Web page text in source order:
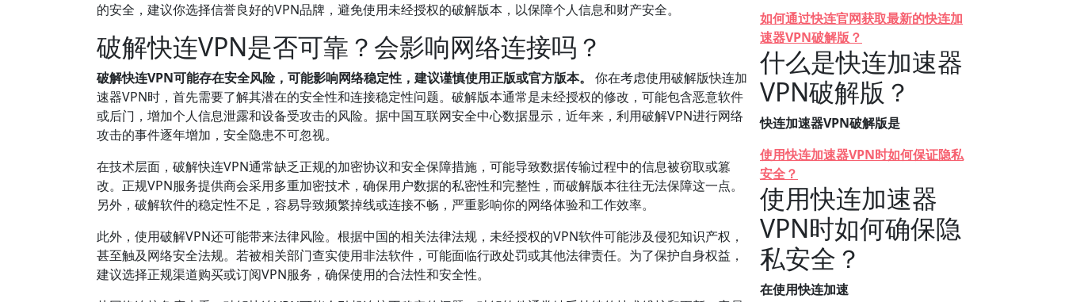
的安全，建议你选择信誉良好的VPN品牌，避免使用未经授权的破解版本，以保障个人信息和财产安全。
破解快连VPN是否可靠？会影响网络连接吗？
破解快连VPN可能存在安全风险，可能影响网络稳定性，建议谨慎使用正版或官方版本。
你在考虑使用破解版快连加
速器VPN时，首先需要了解其潜在的安全性和连接稳定性问题。破解版本通常是未经授权的修改，可能包含恶意软件
或后门，增加个人信息泄露和设备受攻击的风险。据中国互联网安全中心数据显示，近年来，利用破解VPN进行网络
攻击的事件逐年增加，安全隐患不可忽视。
在技术层面，破解快连VPN通常缺乏正规的加密协议和安全保障措施，可能导致数据传输过程中的信息被窃取或篡
改。正规VPN服务提供商会采用多重加密技术，确保用户数据的私密性和完整性，而破解版本往往无法保障这一点。
另外，破解软件的稳定性不足，容易导致频繁掉线或连接不畅，严重影响你的网络体验和工作效率。
此外，使用破解VPN还可能带来法律风险。根据中国的相关法律法规，未经授权的VPN软件可能涉及侵犯知识产权，
甚至触及网络安全法规。若被相关部门查实使用非法软件，可能面临行政处罚或其他法律责任。为了保护自身权益，
建议选择正规渠道购买或订阅VPN服务，确保使用的合法性和安全性。
如何通过快连官网获取最新的快连加
速器VPN破解版？
什么是快连加速器
VPN破解版？
快连加速器VPN破解版是
使用快连加速器VPN时如何保证隐私
安全？
使用快连加速器
VPN时如何确保隐
私安全？
在使用快连加速